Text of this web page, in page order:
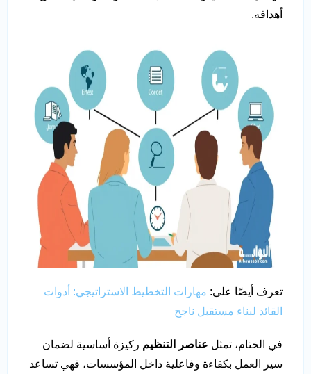
أهدافه.
تعرف أيضًا على: مهارات التخطيط الاستراتيجي: أدوات
القائد لبناء مستقبل ناجح
في الختام، تمثل عناصر التنظيم ركيزة أساسية لضمان
سير العمل بكفاءة وفاعلية داخل المؤسسات، فهي تساعد